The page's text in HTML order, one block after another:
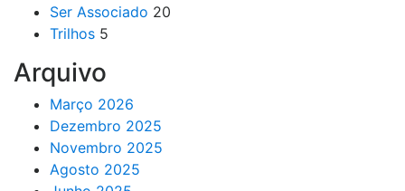
Ser Associado 20
Trilhos 5
Arquivo
Março 2026
Dezembro 2025
Novembro 2025
Agosto 2025